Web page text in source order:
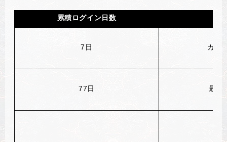
累積ログイン日数
7 日 カエ
77日 最上